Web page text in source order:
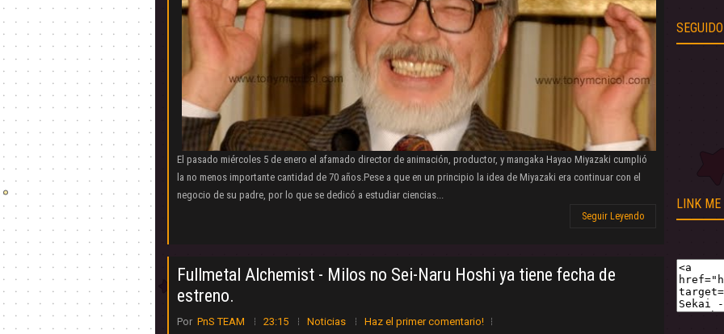
El pasado miércoles 5 de enero el afamado director de animación, productor, y mangaka Hayao Miyazaki cumplió
la no menos importante cantidad de 70 años.Pese a que en un principio la idea de Miyazaki era continuar con el
negocio de su padre, por lo que se dedicó a estudiar ciencias...
Seguir Leyendo
Fullmetal Alchemist - Milos no Sei-Naru Hoshi ya tiene fecha de
estreno.
Por PnS TEAM 23:15 Noticias Haz el primer comentario!
LINK ME